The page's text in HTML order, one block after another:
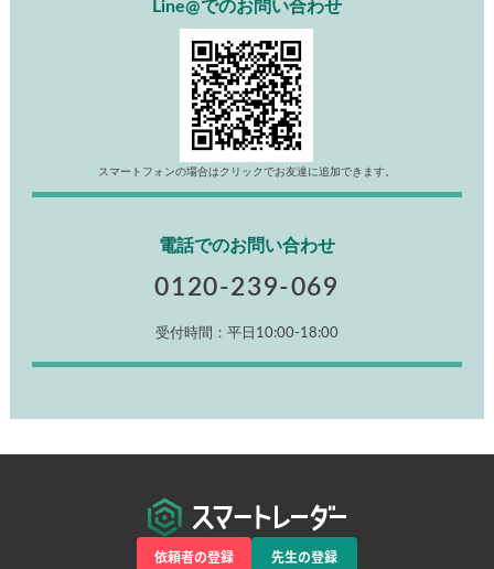
Line@でのお問い合わせ
スマートフォンの場合はクリックでお友達に追加できます。
電話でのお問い合わせ
0120-239-069
受付時間：平日10:00-18:00
依頼者の登録 先生の登録